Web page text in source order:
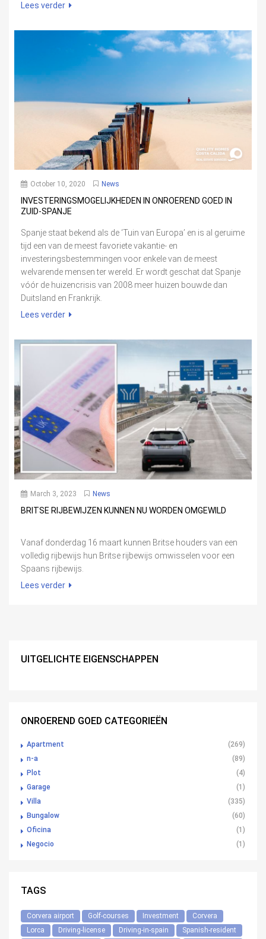
Lees verder
October 10, 2020 News
INVESTERINGSMOGELIJKHEDEN IN ONROEREND GOED IN
ZUID-SPANJE
Spanje staat bekend als de ‘Tuin van Europa’ en is al geruime
tijd een van de meest favoriete vakantie- en
investeringsbestemmingen voor enkele van de meest
welvarende mensen ter wereld. Er wordt geschat dat Spanje
vóór de huizencrisis van 2008 meer huizen bouwde dan
Duitsland en Frankrijk.
Lees verder
March 3, 2023 News
BRITSE RIJBEWIJZEN KUNNEN NU WORDEN OMGEWILD
Vanaf donderdag 16 maart kunnen Britse houders van een
volledig rijbewijs hun Britse rijbewijs omwisselen voor een
Spaans rijbewijs.
Lees verder
UITGELICHTE EIGENSCHAPPEN
ONROEREND GOED CATEGORIEËN
Apartment
(269)
n-a
(89)
Plot
(4)
Garage
(1)
Villa
(335)
Bungalow
(60)
Oficina
(1)
Negocio
(1)
TAGS
Corvera airport Golf-courses Investment
Corvera
Lorca
Driving-license Driving-in-spain
Spanish-resident